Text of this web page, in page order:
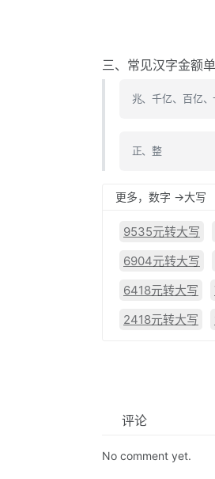
三、常见汉字金额
兆、千亿、百亿
正、整
更多，数字 ->大写
9535元转大写
6904元转大写
6418元转大写
2418元转大写
评论
No comment yet.